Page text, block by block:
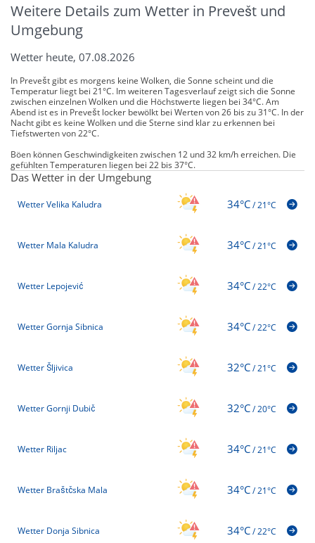
Weitere Details zum Wetter in Prevešt und
Umgebung
Wetter heute, 07.08.2026
In Prevešt gibt es morgens keine Wolken, die Sonne scheint und die
Temperatur liegt bei 21°C. Im weiteren Tagesverlauf zeigt sich die Sonne
zwischen einzelnen Wolken und die Höchstwerte liegen bei 34°C. Am
Abend ist es in Prevešt locker bewölkt bei Werten von 26 bis zu 31°C. In der
Nacht gibt es keine Wolken und die Sterne sind klar zu erkennen bei
Tiefstwerten von 22°C.
Böen können Geschwindigkeiten zwischen 12 und 32 km/h erreichen. Die
gefühlten Temperaturen liegen bei 22 bis 37°C.
Das Wetter in der Umgebung
Wetter Velika Kaludra 34°C/21°C
Wetter Mala Kaludra 34°C/21°C
Wetter Lepojević 34°C/22°C
Wetter Gornja Sibnica 34°C/22°C
Wetter Šljivica 32°C/21°C
Wetter Gornji Dubič 32°C/20°C
Wetter Riljac 34°C/21°C
Wetter Braštčska Mala 34°C/21°C
Wetter Donja Sibnica 34°C/22°C